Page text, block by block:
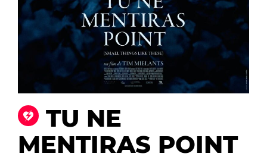
TU NE
MENTIRAS POINT